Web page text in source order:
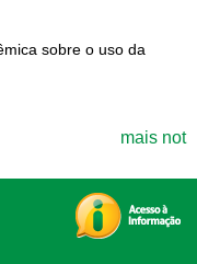
sobre o uso da
mais not